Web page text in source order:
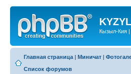
Кызыл-Кия |
Главная страница | Миничат |
Список форумов